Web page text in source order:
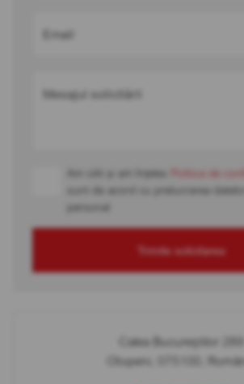
Email
Mesajul solicitării
Am citit și am înțeles Politica de
sunt de acord cu prelucrarea
personal
Trimite solicitarea
Calea Bucureștilor 289
Otopeni, 075100,